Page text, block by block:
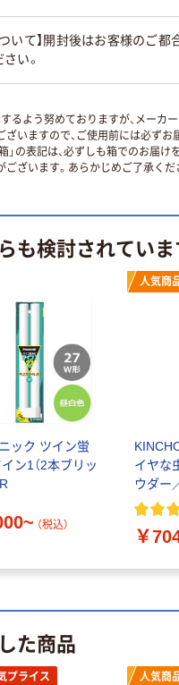
ついて】開封後はお客様のご
い。
よう努めておりますが、メーカー
いますので、ご使用前には必ず
」の表記は、必ずしも箱でのお届
ざいます。あらかじめご了承くだ
も検討されてい
ック ツイン蛍
ン1（2本ブリッ
（税込）
人気商
イヤな
ウダー
／ムエ
￥
た商品
プライス 人気商